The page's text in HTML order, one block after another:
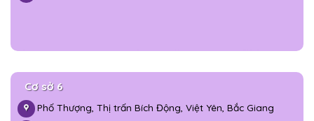
Cơ sở 6
Phố Thượng, Thị trấn Bích Động, Việt Yên, Bắc Giang